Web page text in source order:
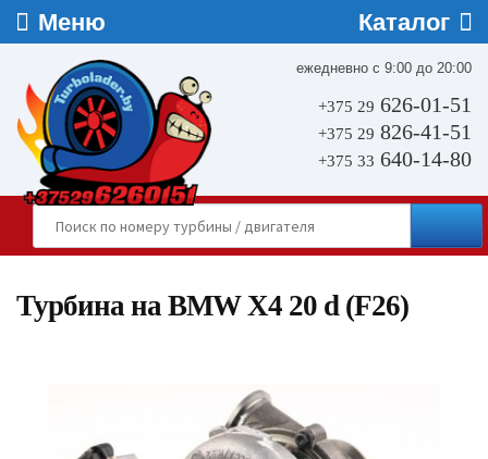
ежедневно с 9:00 до 20:00
+375 29 626-01-51
+375 29 826-41-51
+375 33 640-14-80
Турбина на BMW X4 20 d (F26)